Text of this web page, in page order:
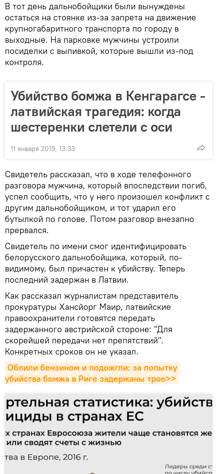
В тот день дальнобойщики были вынуждены
остаться на стоянке из-за запрета на движение
крупногабаритного транспорта по городу в
выходные. На парковке мужчины устроили
посиделки с выпивкой, которые вышли из-под
контроля.
Убийство бомжа в Кенгарагсе -
латвийская трагедия: когда
шестеренки слетели с оси
11 января 2019, 13:33
Свидетель рассказал, что в ходе телефонного
разговора мужчина, который впоследствии погиб,
успел сообщить, что у него произошел конфликт с
другим дальнобойщиком, и тот ударил его
бутылкой по голове. Потом разговор внезапно
прервался.
Свидетель по имени смог идентифицировать
белорусского дальнобойщика, который, по-
видимому, был причастен к убийству. Теперь
последний задержан в Латвии.
Как рассказал журналистам представитель
прокуратуры Хансйорг Маир, латвийские
правоохранители готовятся передать
задержанного австрийской стороне: "Для
скорейшей передачи нет препятствий".
Конкретных сроков он не указал.
Облили бензином и подожгли: за попытку
убийства бомжа в Риге задержаны трое>>